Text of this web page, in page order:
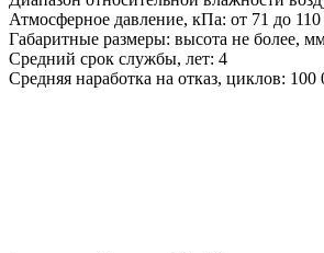
Атмосферное давление, кПа: от 71 до 110
Габаритные размеры: высота не более,
Средний срок службы, лет: 4
Средняя наработка на отказ, циклов: 100